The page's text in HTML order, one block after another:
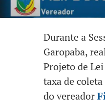
Durante a
Garopaba,
Projeto de
taxa de
do vereador